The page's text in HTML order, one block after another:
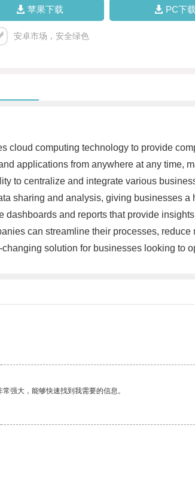
苹果下载 PC下载
安卓市场，安全绿色
cloud computing technology to provide
applications from anywhere at any time,
to centralize and integrate various
sharing and analysis, giving businesses
and reports that provide
can streamline their processes,
solution for businesses looking to
强大，能够快速找到我需要的信息。